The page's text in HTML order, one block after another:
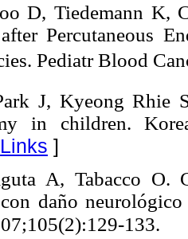
D, Tiedemann K,
Percutaneous
Pediatr Blood
J, Kyeong Rhie
in children.
Links ]
A, Tabacco O.
daño
133.